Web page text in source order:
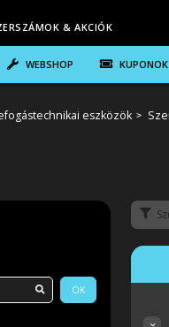
& AKCIÓK
WEBSHOP KUPONOK
eszközök
OK